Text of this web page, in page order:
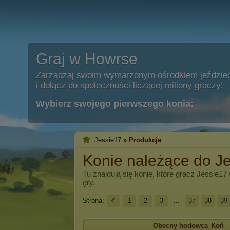
Graj w Howrse
Zarządzaj swoim wymarzonym ośrodkiem
i dołącz do społeczności liczącej miliony graczy!
Wybierz swojego pierwszego konia:
Jessie17 » Produkcja
Konie należące do
Tu znajdują się konie, które gracz Jessie17
gry.
Strona: 1 2 3 ... 37 38 39
Obecny hodowca Koń